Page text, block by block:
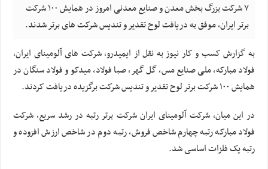
۷ شرکت بزرگ بخش معدن و صنایع معدنی امروز در همایش ۱۰۰ شرکت
برتر ایران، موفق به دریافت لوح تقدیر و تندیس شرکت های برتر شدند.
به گزارش کسب و کار نیوز به نقل از ایمیدرو، شرکت های آلومینای ایران،
فولاد مبارکه، ملی صنایع مس، گل گهر، صبا فولاد، میدکو و فولاد سنگان در
همایش ۱۰۰ شرکت برتر لوح تقدیر و تندیس شرکت برگزیده دریافت کردند.
در این میان، شرکت آلومینای ایران شرکت برتر رتبه در رشد سریع، شرکت
فولاد مبارکه رتبه چهارم شاخص فروش، رتبه دوم در شاخص ارزش افزوده و
رتبه یک فلزات اساسی شد.